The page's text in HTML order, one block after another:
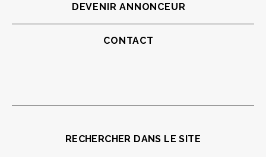
DEVENIR ANNONCEUR
CONTACT
RECHERCHER DANS LE SITE